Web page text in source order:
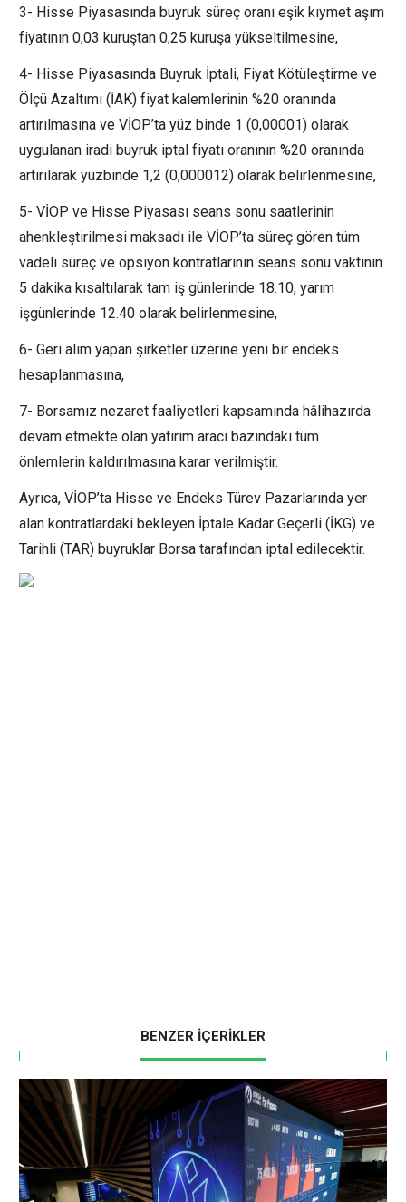
3- Hisse Piyasasında buyruk süreç oranı eşik kıymet aşım
fiyatının 0,03 kuruştan 0,25 kuruşa yükseltilmesine,
4- Hisse Piyasasında Buyruk İptali, Fiyat Kötüleştirme ve
Ölçü Azaltımı (İAK) fiyat kalemlerinin %20 oranında
artırılmasına ve VİOP’ta yüz binde 1 (0,00001) olarak
uygulanan iradi buyruk iptal fiyatı oranının %20 oranında
artırılarak yüzbinde 1,2 (0,000012) olarak belirlenmesine,
5- VİOP ve Hisse Piyasası seans sonu saatlerinin
ahenkleştirilmesi maksadı ile VİOP’ta süreç gören tüm
vadeli süreç ve opsiyon kontratlarının seans sonu vaktinin
5 dakika kısaltılarak tam iş günlerinde 18.10, yarım
işgünlerinde 12.40 olarak belirlenmesine,
6- Geri alım yapan şirketler üzerine yeni bir endeks
hesaplanmasına,
7- Borsamız nezaret faaliyetleri kapsamında hâlihazırda
devam etmekte olan yatırım aracı bazındaki tüm
önlemlerin kaldırılmasına karar verilmiştir.
Ayrıca, VİOP’ta Hisse ve Endeks Türev Pazarlarında yer
alan kontratlardaki bekleyen İptale Kadar Geçerli (İKG) ve
Tarihli (TAR) buyruklar Borsa tarafından iptal edilecektir.
BENZER İÇERİKLER